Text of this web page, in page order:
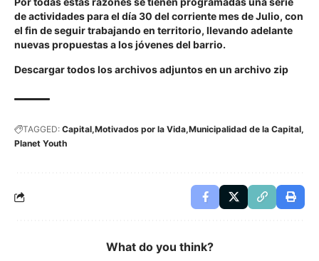
de actividades para el día 30 del corriente mes de Julio, con
el fin de seguir trabajando en territorio, llevando adelante
nuevas propuestas a los jóvenes del barrio.
Descargar todos los archivos adjuntos en un archivo zip
TAGGED: Capital Motivados por la Vida Municipalidad de la Capital
Planet Youth
What do you think?